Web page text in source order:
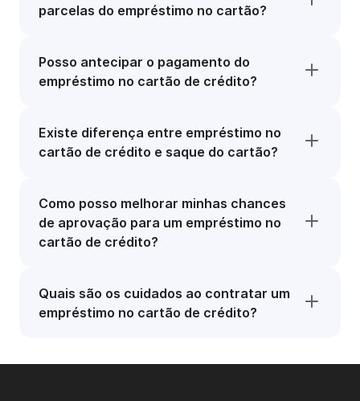
parcelas do empréstimo no cartão?
Posso antecipar o pagamento do
empréstimo no cartão de crédito?
Existe diferença entre empréstimo no
cartão de crédito e saque do cartão?
Como posso melhorar minhas chances
de aprovação para um empréstimo no
cartão de crédito?
Quais são os cuidados ao contratar um
empréstimo no cartão de crédito?